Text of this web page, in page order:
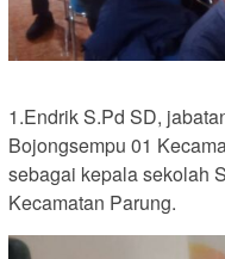
1.Endrik S.Pd SD,
Bojongsempu 01
sebagai kepala sekolah
Kecamatan Parung.